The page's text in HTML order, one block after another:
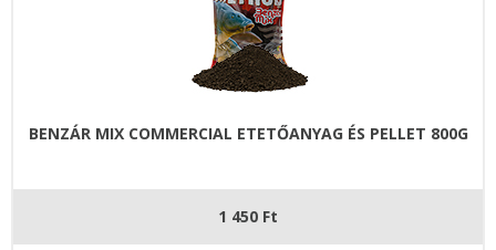
BENZÁR MIX COMMERCIAL ETETŐANYAG ÉS PELLET 800G
1 450 Ft